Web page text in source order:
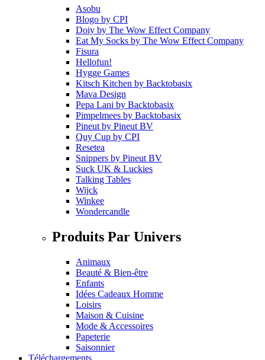
Asobu
Blogo by CPI
Doiy by The Wow Effect Company
Eat My Socks by The Wow Effect Company
Fisura
Hellofun!
Hygge Games
Kitsch Kitchen by Backtobasix
Mava Design
Pepa Lani by Backtobasix
Pimpelmees by Backtobasix
Pineut by Pineut BV
Quy Cup by CPI
Resetea
Snippers by Pineut BV
Suck UK & Luckies
Talking Tables
Wijck
Winkee
Wondercandle
Produits Par Univers
Animaux
Beauté & Bien-être
Enfants
Idées Cadeaux Homme
Loisirs
Maison & Cuisine
Mode & Accessoires
Papeterie
Saisonnier
Téléchargements